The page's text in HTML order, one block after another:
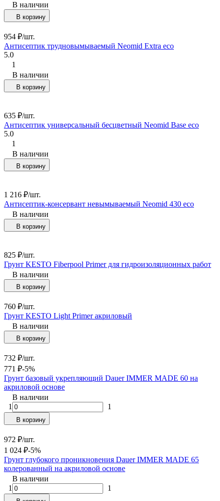
В наличии
В корзину
954 ₽/шт.
Антисептик трудновымываемый Neomid Extra eco
5.0
1
В наличии
В корзину
635 ₽/шт.
Антисептик универсальный бесцветный Neomid Base eco
5.0
1
В наличии
В корзину
1 216 ₽/шт.
Антисептик-консервант невымываемый Neomid 430 eco
В наличии
В корзину
825 ₽/шт.
Грунт KESTO Fiberpool Primer для гидроизоляционных работ
В наличии
В корзину
760 ₽/шт.
Грунт KESTO Light Primer акриловый
В наличии
В корзину
732 ₽/шт.
771 ₽-5%
Грунт базовый укрепляющий Dauer IMMER MADE 60 на
акриловой основе
В наличии
1
1
В корзину
972 ₽/шт.
1 024 ₽-5%
Грунт глубокого проникновения Dauer IMMER MADE 65
колерованный на акриловой основе
В наличии
1
1